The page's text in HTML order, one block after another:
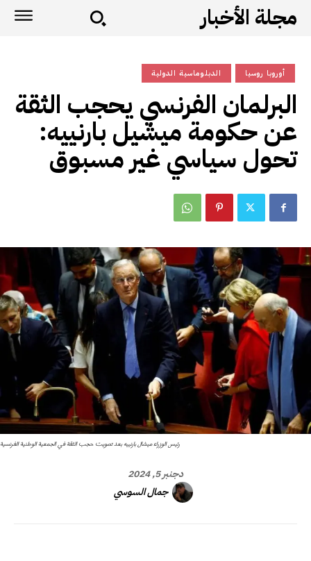
مجلة الأخبار
أوروبا روسيا الدبلوماسية الدولية
البرلمان الفرنسي يحجب الثقة
عن حكومة ميشيل بارنييه:
تحول سياسي غير مسبوق
رئيس الوزراء ميشال بارنييه بعد تصويت حجب الثقة في الجمعية الوطنية الفرنسية
دجنبر 5, 2024
جمال السوسي